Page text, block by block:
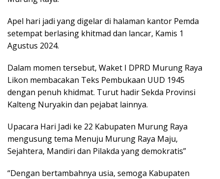
Apel hari jadi yang digelar di halaman kantor Pemda
setempat berlasing khitmad dan lancar, Kamis 1
Agustus 2024.
Dalam momen tersebut, Waket I DPRD Murung Raya
Likon membacakan Teks Pembukaan UUD 1945
dengan penuh khidmat. Turut hadir Sekda Provinsi
Kalteng Nuryakin dan pejabat lainnya.
Upacara Hari Jadi ke 22 Kabupaten Murung Raya
mengusung tema Menuju Murung Raya Maju,
Sejahtera, Mandiri dan Pilakda yang demokratis”
“Dengan bertambahnya usia, semoga Kabupaten